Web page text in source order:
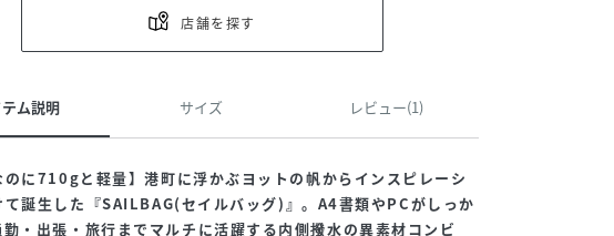
店舗を探す
ム説明 サイズ レビュー(1)
のに710gと軽量】港町に浮かぶヨットの帆からインスピレーシ
て誕生した『SAILBAG(セイルバッグ)』。A4書類やPCがしっか
勤・出張・旅行までマルチに活躍する内側撥水の異素材コンビ